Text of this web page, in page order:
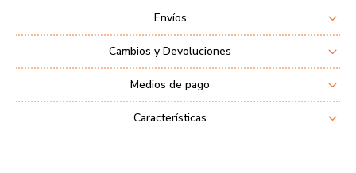
Envíos
Cambios y Devoluciones
Medios de pago
Características